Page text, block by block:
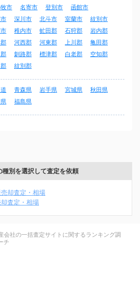
市
名寄市 登別市
函館市
深川市 北斗市 室蘭市
紋別市
稚内市 虻田郡 石狩郡
岩内郡
河西郡 河東郡 上川郡
亀田郡
釧路郡 標津郡 白老郡
空知郡
紋別郡
青森県 岩手県 宮城県
秋田県
福島県
種別を選択して査定を依頼
却査定・相場
査定・相場
社の一括査定サイトに関するランキング調
チ